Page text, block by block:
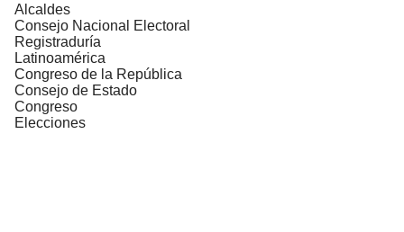
Alcaldes
Consejo Nacional Electoral
Registraduría
Latinoamérica
Congreso de la República
Consejo de Estado
Congreso
Elecciones